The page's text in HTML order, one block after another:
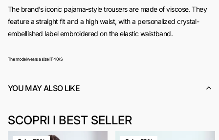
The brand's iconic pajama-style trousers are made of viscose. They
feature a straight fit and a high waist, with a personalized crystal-
embellished label embroidered on the elastic waistband.
The model wears a size IT 40/S
YOU MAY ALSO LIKE
SCOPRI I BEST SELLER